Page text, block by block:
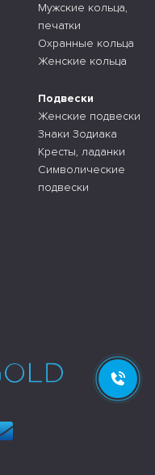
Мужские кольца,
печатки
Охранные кольца
Женские кольца
Подвески
Женские подвески
Знаки Зодиака
Кресты, ладанки
Символические
подвески